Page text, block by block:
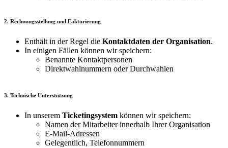
2. Rechnungsstellung und Fakturierung
Enthält in der Regel die Kontaktdaten der Organisation.
In einigen Fällen können wir speichern:
Benannte Kontaktpersonen
Direktwahlnummern oder Durchwahlen
3. Technische Unterstützung
In unserem Ticketingsystem können wir speichern:
Namen der Mitarbeiter innerhalb Ihrer Organisation
E-Mail-Adressen
Gelegentlich, Telefonnummern